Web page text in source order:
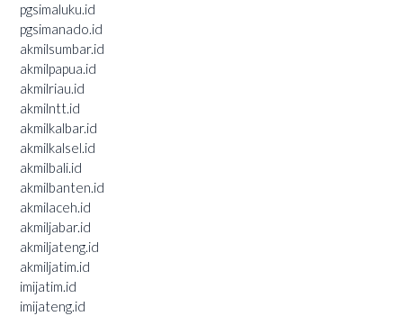
pgsimaluku.id
pgsimanado.id
akmilsumbar.id
akmilpapua.id
akmilriau.id
akmilntt.id
akmilkalbar.id
akmilkalsel.id
akmilbali.id
akmilbanten.id
akmilaceh.id
akmiljabar.id
akmiljateng.id
akmiljatim.id
imijatim.id
imijateng.id